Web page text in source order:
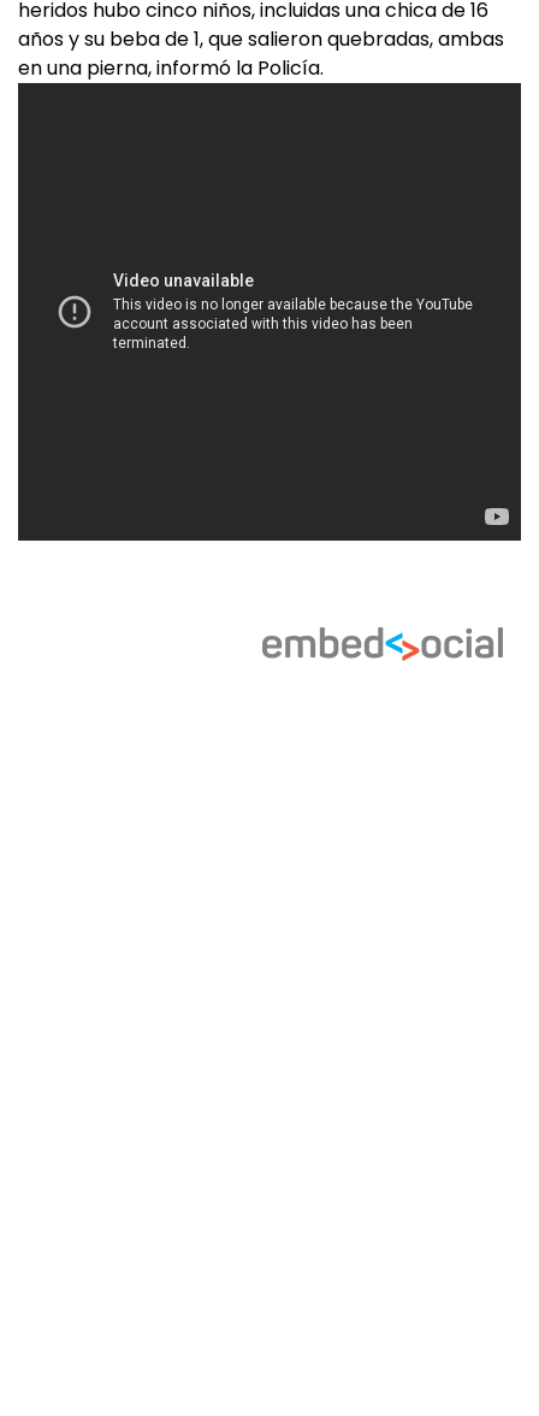
heridos hubo cinco niños, incluidas una chica de 16
años y su beba de 1, que salieron quebradas, ambas
en una pierna, informó la Policía.